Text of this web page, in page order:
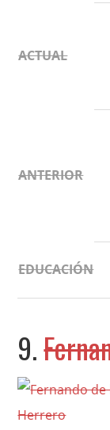
ACTUAL
ANTERIOR
EDUCACIÓN
9.